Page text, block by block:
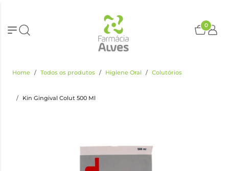
0
Home Todos os produtos Higiene Oral Colutórios
Kin Gingival Colut 500 Ml